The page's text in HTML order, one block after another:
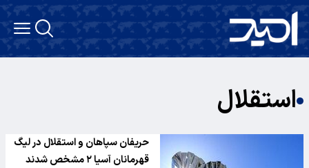
استقلال
حریفان سپاهان و استقلال در لیگ
قهرمانان آسیا ۲ مشخص شدند